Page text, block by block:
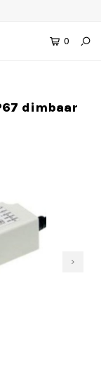
0
dimbaar